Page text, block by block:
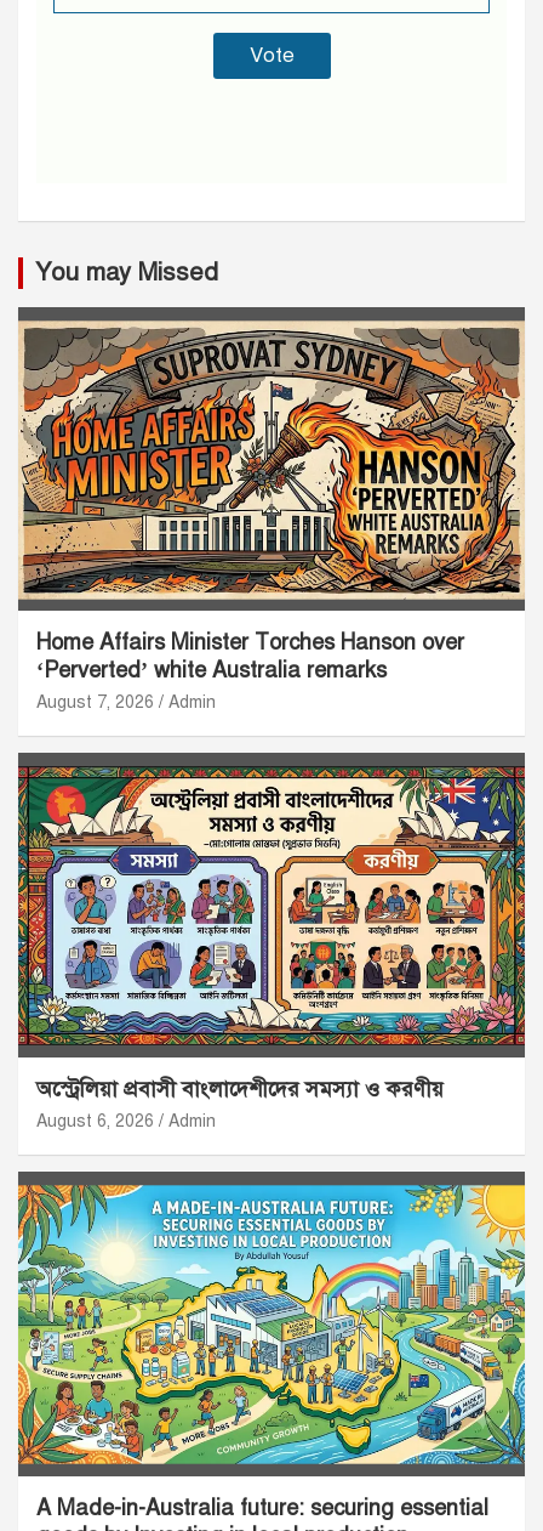
You may Missed
Home Affairs Minister Torches Hanson over
‘Perverted’ white Australia remarks
August 7, 2026 Admin
অস্ট্রেলিয়া প্রবাসী বাংলাদেশীদের সমস্যা ও করণীয়
August 6, 2026 Admin
A Made-in-Australia future: securing essential